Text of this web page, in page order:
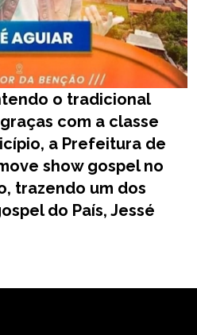
o tradicional
com a classe
a Prefeitura de
show gospel no
trazendo um dos
do País, Jessé